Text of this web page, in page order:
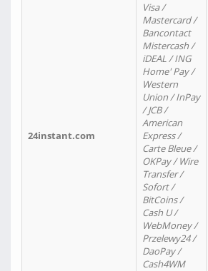
24instant.com
Visa /
Mastercard /
Bancontact
Mistercash /
iDEAL / ING
Home' Pay /
Western
Union / InPay
/ JCB /
American
Express /
Carte Bleue /
OKPay / Wire
Transfer /
Sofort /
BitCoins /
Cash U /
WebMoney /
Przelewy24 /
DaoPay /
Cash4WM